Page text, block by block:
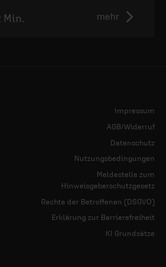
mehr
Min.
Impressum
AGB/Widerruf
Datenschutz
Nutzungsbedingungen
Meldestelle zum
Hinweisgeberschutzgesetz
Rechte der Betroffenen (DSGVO)
Erklärung zur Barrierefreiheit
KI Grundsätze